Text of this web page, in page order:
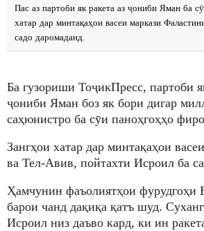
Пас аз партоби як ракета аз ҷониби Яман ба
хатар дар минтақаҳои васеи маркази
садо даромаданд.
Ба гузориши ТоҷикПресс, партоби
ҷониби Яман боз як бори дигар
саҳюнистро ба сӯи паноҳгоҳҳо
Зангҳои хатар дар минтақаҳои
ва Тел-Авив, пойтахти Исроил ба
Ҳамчунин фаъолиятҳои фурудгоҳи
барои чанд дақиқа қатъ шуд.
Исроил низ даъво кард, ки ин